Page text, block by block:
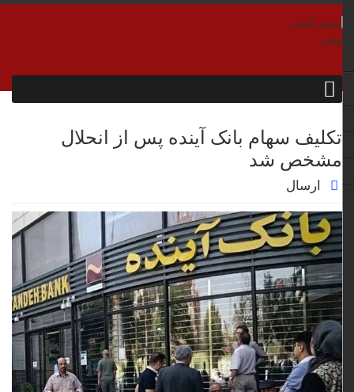
تکلیف سهام بانک آینده پس از انحلال
مشخص شد
ارسال